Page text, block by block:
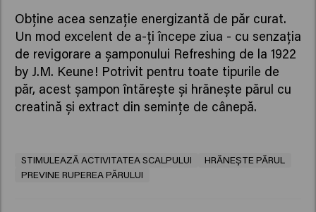
Obține acea senzație energizantă de păr curat.
Un mod excelent de a-ți începe ziua - cu senzația
de revigorare a șamponului Refreshing de la 1922
by J.M. Keune! Potrivit pentru toate tipurile de
păr, acest șampon întărește și hrănește părul cu
creatină și extract din semințe de cânepă.
STIMULEAZĂ ACTIVITATEA SCALPULUI
HRĂNEȘTE PĂRUL
PREVINE RUPEREA PĂRULUI